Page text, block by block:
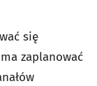
się
zaplanować